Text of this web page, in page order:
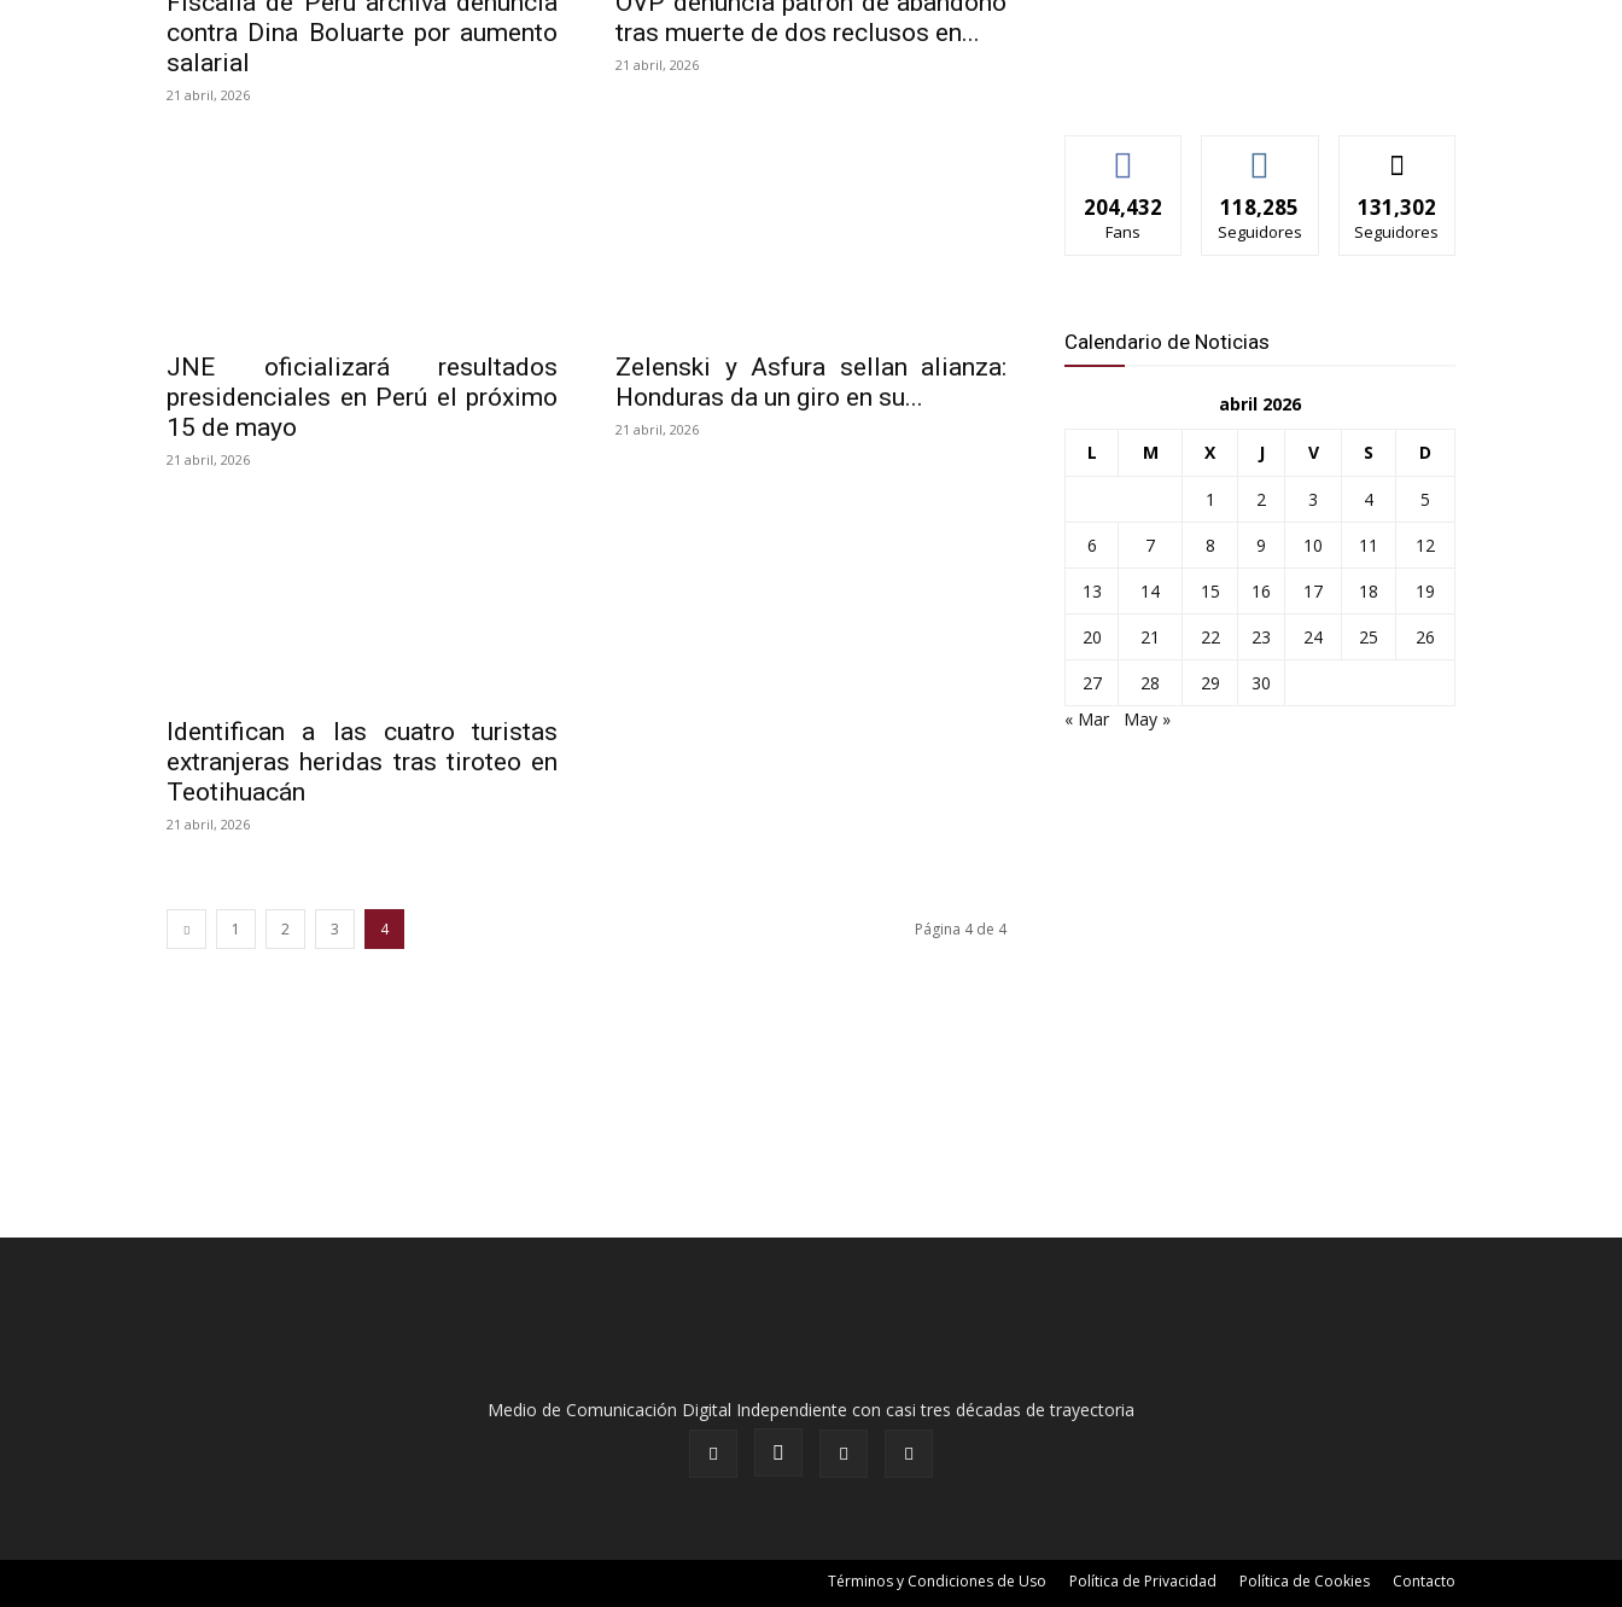
contra Dina Boluarte por aumento
salarial
21 abril, 2026
tras muerte de dos reclusos en...
21 abril, 2026
JNE oficializará resultados
presidenciales en Perú el próximo
15 de mayo
21 abril, 2026
Zelenski y Asfura sellan alianza:
Honduras da un giro en su...
21 abril, 2026
Identifican a las cuatro turistas
extranjeras heridas tras tiroteo en
Teotihuacán
21 abril, 2026
1 2 3 4 Página 4 de 4
204,432
Fans
118,285
Seguidores
131,302
Seguidores
Calendario de Noticias
abril 2026
L M X J V S D
1 2 3 4
5
6
7 8 9 10 11
12
13
14 15 16 17 18
19
20
21 22 23 24 25
26
27
28 29
30
« Mar
May »
Medio de Comunicación Digital Independiente con casi tres décadas de trayectoria
Términos y Condiciones de Uso Política de Privacidad Política de Cookies Contacto